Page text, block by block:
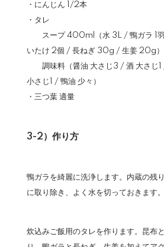
・にんじん 1/2本
・タレ
スープ 400ml（水 3L / 鴨ガラ 1
いたけ 2個 / 長ねぎ 30g / 生姜 20g）
調味料（醤油 大さじ3 / 酒 大さじ1
小さじ1 / 鴨油 少々）
・三つ葉 適量
3-2）作り方
鴨ガラを綺麗に洗浄します。内蔵の残
に取り除き、よく水を切っておきます。
炊込みご飯用のタレを作ります。昆布